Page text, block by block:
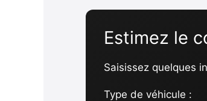
Estimez le
Saisissez quelques
Type de véhicule :